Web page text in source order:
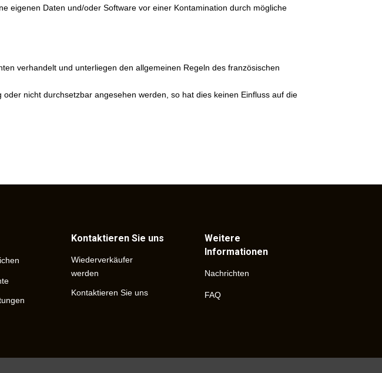
eigenen Daten und/oder Software vor einer Kontamination durch mögliche
verhandelt und unterliegen den allgemeinen Regeln des französischen
nicht durchsetzbar angesehen werden, so hat dies keinen Einfluss auf die
Kontaktieren Sie uns
Wiederverkäufer
werden
Kontaktieren Sie uns
Weitere
Informationen
Nachrichten
FAQ